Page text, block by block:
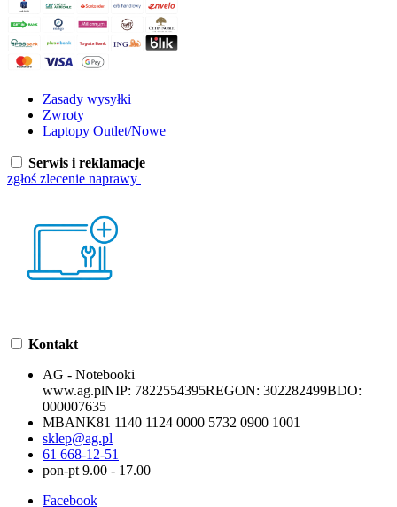
Zasady wysyłki
Zwroty
Laptopy Outlet/Nowe
Serwis i reklamacje
zgłoś zlecenie naprawy
Kontakt
AG - Notebooki
www.ag.plNIP: 7822554395REGON: 302282499BDO:
000007635
MBANK81 1140 1124 0000 5732 0900 1001
sklep@ag.pl
61 668-12-51
pon-pt 9.00 - 17.00
Facebook